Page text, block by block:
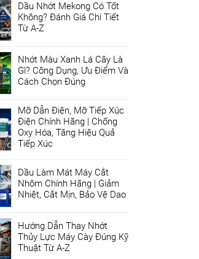
Dầu Nhớt Mekong Có Tốt
Không? Đánh Giá Chi Tiết
Từ A-Z
Nhớt Màu Xanh Lá Cây Là
Gì? Công Dụng, Ưu Điểm Và
Cách Chọn Đúng
Mỡ Dẫn Điện, Mỡ Tiếp Xúc
Điện Chính Hãng | Chống
Oxy Hóa, Tăng Hiệu Quả
Tiếp Xúc
Dầu Làm Mát Máy Cắt
Nhôm Chính Hãng | Giảm
Nhiệt, Cắt Mịn, Bảo Vệ Dao
Hướng Dẫn Thay Nhớt
Thủy Lực Máy Cày Đúng Kỹ
Thuật Từ A-Z